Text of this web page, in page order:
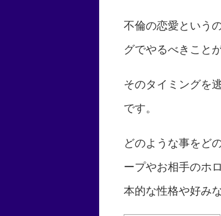
不倫の恋愛という
グでやるべきこと
そのタイミングを
です。
どのような事をど
ープやお相手のホ
本的な性格や好み